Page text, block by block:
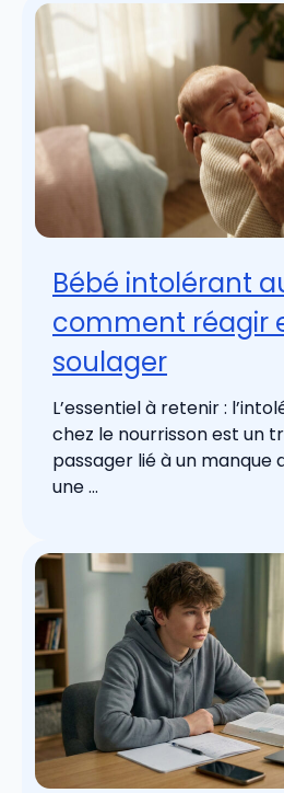
Bébé intolérant
comment réagir
soulager
L’essentiel à retenir :
chez le nourrisson est un
passager lié à un manque
une ...